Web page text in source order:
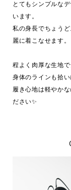
とてもシンプルな
います。
私の身長でちょう
麗に着こなせます。
程よく肉厚な生地で
身体のラインも拾い
履き心地は軽やか
ださい✨